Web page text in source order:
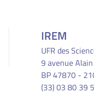
IREM
UFR des
9 avenue
BP 47870 -
(33) 03 80 39